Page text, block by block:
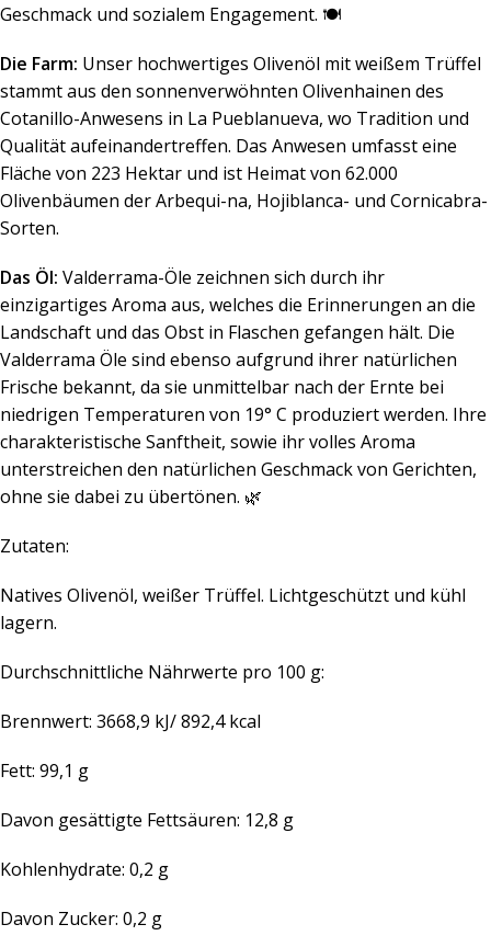
Geschmack und sozialem Engagement. 🍽️
Die Farm: Unser hochwertiges Olivenöl mit weißem Trüffel
stammt aus den sonnenverwöhnten Olivenhainen des
Cotanillo-Anwesens in La Pueblanueva, wo Tradition und
Qualität aufeinandertreffen. Das Anwesen umfasst eine
Fläche von 223 Hektar und ist Heimat von 62.000
Olivenbäumen der Arbequi-na, Hojiblanca- und Cornicabra-
Sorten.
Das Öl: Valderrama-Öle zeichnen sich durch ihr
einzigartiges Aroma aus, welches die Erinnerungen an die
Landschaft und das Obst in Flaschen gefangen hält. Die
Valderrama Öle sind ebenso aufgrund ihrer natürlichen
Frische bekannt, da sie unmittelbar nach der Ernte bei
niedrigen Temperaturen von 19° C produziert werden. Ihre
charakteristische Sanftheit, sowie ihr volles Aroma
unterstreichen den natürlichen Geschmack von Gerichten,
ohne sie dabei zu übertönen. 🌿
Zutaten:
Natives Olivenöl, weißer Trüffel. Lichtgeschützt und kühl
lagern.
Durchschnittliche Nährwerte pro 100 g:
Brennwert: 3668,9 kJ/ 892,4 kcal
Fett: 99,1 g
Davon gesättigte Fettsäuren: 12,8 g
Kohlenhydrate: 0,2 g
Davon Zucker: 0,2 g